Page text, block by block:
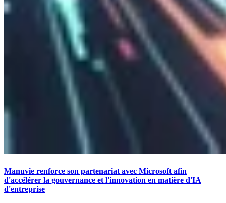
Manuvie renforce son partenariat avec Microsoft afin
d'accélérer la gouvernance et l'innovation en matière d'IA
d'entreprise